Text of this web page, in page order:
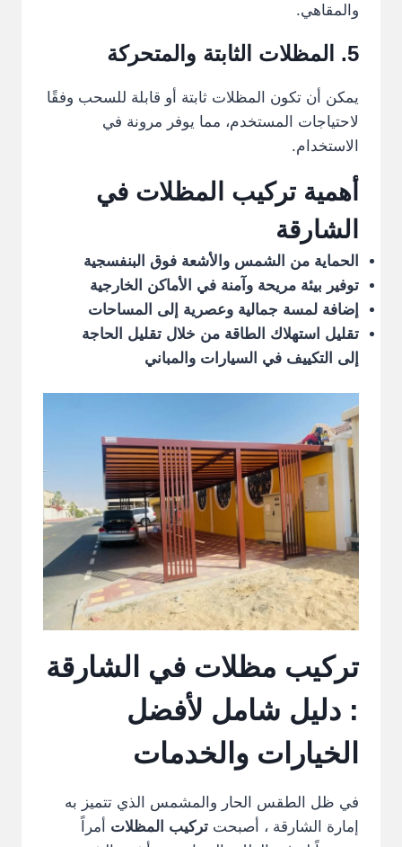
والمقاهي.
5. المظلات الثابتة والمتحركة
يمكن أن تكون المظلات ثابتة أو قابلة للسحب وفقًا
لاحتياجات المستخدم، مما يوفر مرونة في
الاستخدام.
أهمية تركيب المظلات في
الشارقة
الحماية من الشمس والأشعة فوق البنفسجية
توفير بيئة مريحة وآمنة في الأماكن الخارجية
إضافة لمسة جمالية وعصرية إلى المساحات
تقليل استهلاك الطاقة من خلال تقليل الحاجة
إلى التكييف في السيارات والمباني
تركيب مظلات في الشارقة
: دليل شامل لأفضل
الخيارات والخدمات
في ظل الطقس الحار والمشمس الذي تتميز به
إمارة الشارقة ، أصبحت تركيب المظلات أمراً